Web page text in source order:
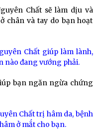
Chất sẽ làm dịu và
chân và tay do bạn hoạt
Chất giúp làm lành,
nào đang vướng phải.
bạn ngăn ngừa chứng
Chất trị hâm da, bệnh
ở mắt cho bạn.